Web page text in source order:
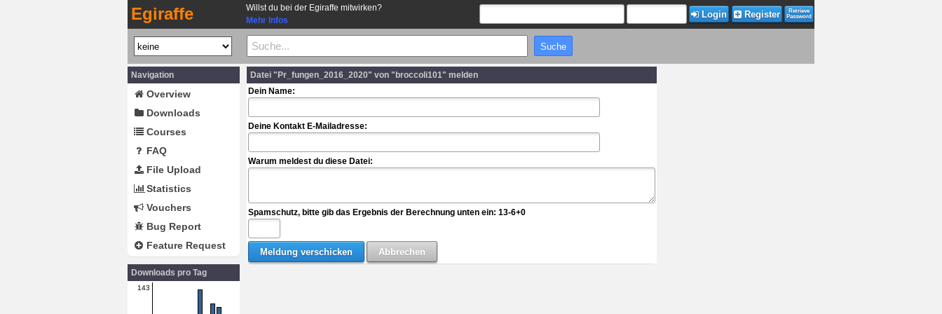
Egiraffe
Willst du bei der Egiraffe mitwirken?
Mehr Infos
Login Register
Retrieve
Password
Navigation
Overview
Downloads
Courses
FAQ
File Upload
Statistics
Vouchers
Bug Report
Feature Request
Downloads pro Tag
143
Datei "Pr_fungen_2016_2020" von "broccoli101" melden
Dein Name:
Deine Kontakt E-Mailadresse:
Warum meldest du diese Datei:
Spamschutz, bitte gib das Ergebnis der Berechnung unten ein: 13-6+0